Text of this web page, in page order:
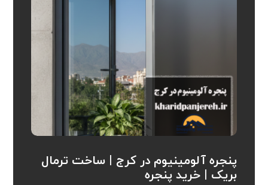
پنجره آلومینیوم در کرج | ساخت ترمال
بریک | خرید پنجره